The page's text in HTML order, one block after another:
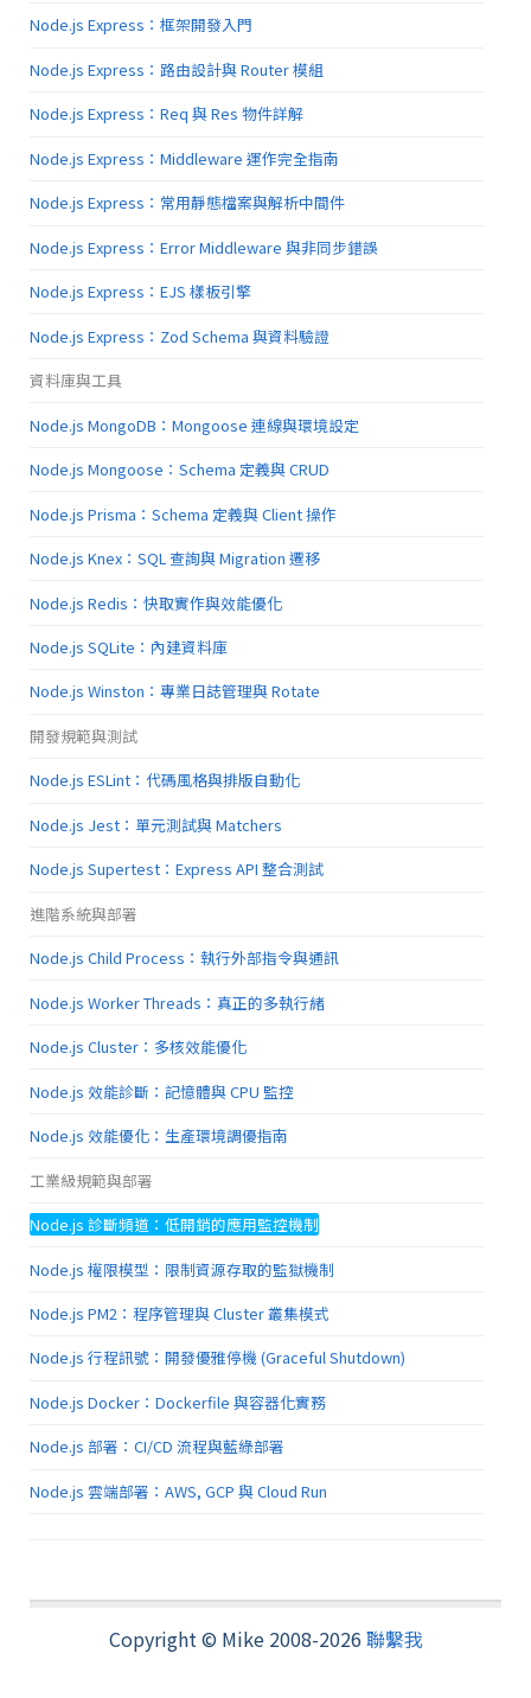
Node.js Express：框架開發入門
Node.js Express：路由設計與 Router 模組
Node.js Express：Req 與 Res 物件詳解
Node.js Express：Middleware 運作完全指南
Node.js Express：常用靜態檔案與解析中間件
Node.js Express：Error Middleware 與非同步錯誤
Node.js Express：EJS 樣板引擎
Node.js Express：Zod Schema 與資料驗證
資料庫與工具
Node.js MongoDB：Mongoose 連線與環境設定
Node.js Mongoose：Schema 定義與 CRUD
Node.js Prisma：Schema 定義與 Client 操作
Node.js Knex：SQL 查詢與 Migration 遷移
Node.js Redis：快取實作與效能優化
Node.js SQLite：內建資料庫
Node.js Winston：專業日誌管理與 Rotate
開發規範與測試
Node.js ESLint：代碼風格與排版自動化
Node.js Jest：單元測試與 Matchers
Node.js Supertest：Express API 整合測試
進階系統與部署
Node.js Child Process：執行外部指令與通訊
Node.js Worker Threads：真正的多執行緒
Node.js Cluster：多核效能優化
Node.js 效能診斷：記憶體與 CPU 監控
Node.js 效能優化：生產環境調優指南
工業級規範與部署
Node.js 診斷頻道：低開銷的應用監控機制
Node.js 權限模型：限制資源存取的監獄機制
Node.js PM2：程序管理與 Cluster 叢集模式
Node.js 行程訊號：開發優雅停機 (Graceful Shutdown)
Node.js Docker：Dockerfile 與容器化實務
Node.js 部署：CI/CD 流程與藍綠部署
Node.js 雲端部署：AWS, GCP 與 Cloud Run
Copyright © Mike 2008-2026 聯繫我